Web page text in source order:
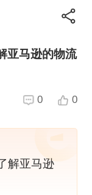
亚马逊的物流
0 0
解亚马逊